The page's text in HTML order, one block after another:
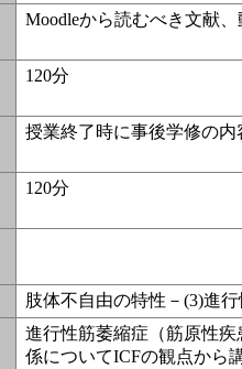
Moodleから読むべき文献
120分
授業終了時に事後学修の
120分
肢体不自由の特性－(3)進
進行性筋萎縮症（筋原性
係についてICFの観点から